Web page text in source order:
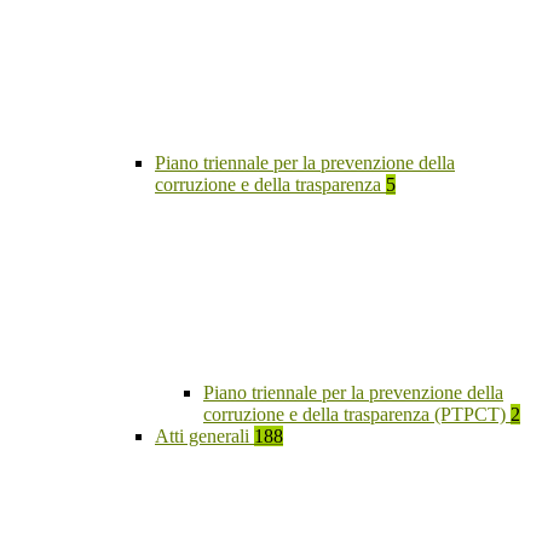
Piano triennale per la prevenzione della
corruzione e della trasparenza 5
Piano triennale per la prevenzione della
corruzione e della trasparenza (PTPCT) 2
Atti generali 188